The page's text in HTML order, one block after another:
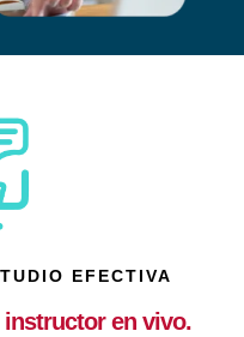
EFECTIVA
en vivo.